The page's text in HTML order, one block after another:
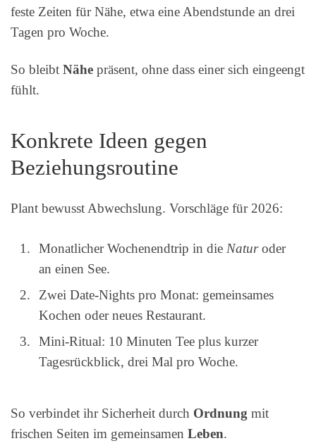
feste Zeiten für Nähe, etwa eine Abendstunde an drei
Tagen pro Woche.
So bleibt Nähe präsent, ohne dass einer sich eingeengt
fühlt.
Konkrete Ideen gegen
Beziehungsroutine
Plant bewusst Abwechslung. Vorschläge für 2026:
Monatlicher Wochenendtrip in die Naturoder
an einen See.
Zwei Date‑Nights pro Monat: gemeinsames
Kochen oder neues Restaurant.
Mini‑Ritual: 10 Minuten Tee plus kurzer
Tagesrückblick, drei Mal pro Woche.
So verbindet ihr Sicherheit durch Ordnung mit
frischen Seiten im gemeinsamen Leben.